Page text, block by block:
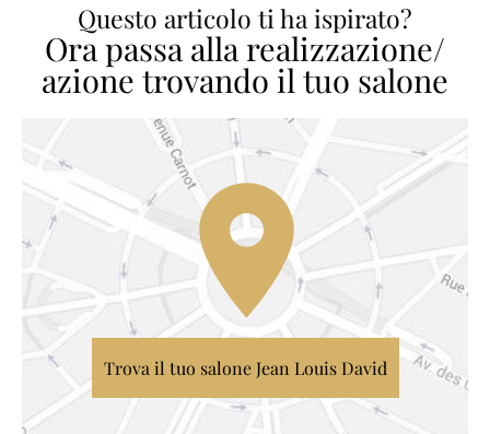
Questo articolo ti ha ispirato?
Ora passa alla realizzazione/
azione trovando il tuo salone
Trova il tuo salone Jean Louis David